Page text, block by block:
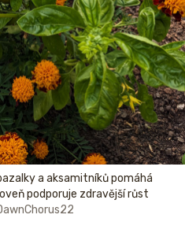
a aksamitníků pomáhá
podporuje zdravější růst